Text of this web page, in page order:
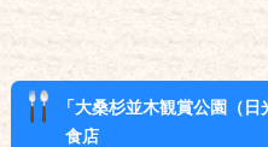
「大桑杉並木観賞公園（
食店